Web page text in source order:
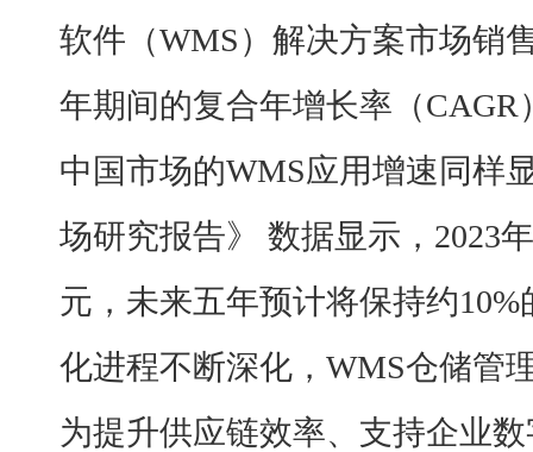
软件（WMS）解决方案市场销
年期间的复合年增长率（CAGR
中国市场的WMS应用增速同样
场研究报告》 数据显示，2023
元，未来五年预计将保持约
化进程不断深化，WMS仓储管
为提升供应链效率、支持企业